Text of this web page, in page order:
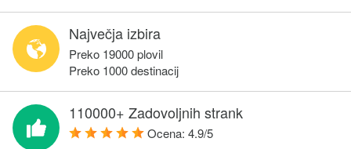
Največja izbira
Preko 19000 plovil
Preko 1000 destinacij
110000+ Zadovoljnih strank
Ocena: 4.9/5